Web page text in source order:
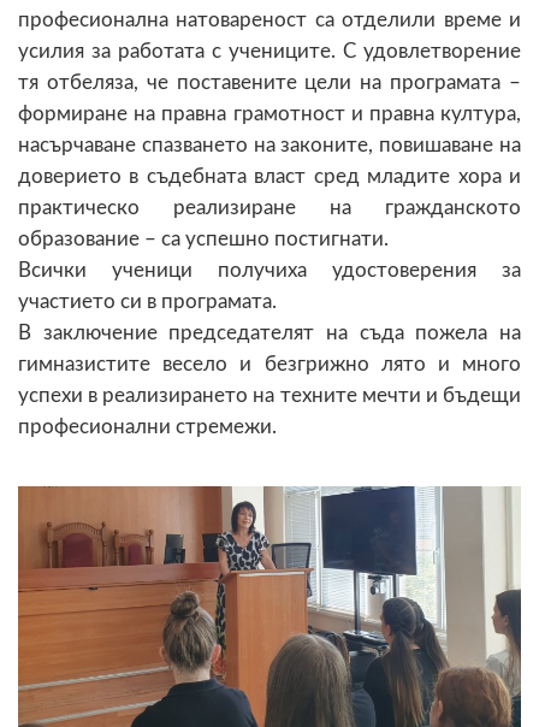
професионална натовареност са отделили време и
усилия за работата с учениците. С удовлетворение
тя отбеляза, че поставените цели на програмата –
формиране на правна грамотност и правна култура,
насърчаване спазването на законите, повишаване на
доверието в съдебната власт сред младите хора и
практическо реализиране на гражданското
образование – са успешно постигнати.
Всички ученици получиха удостоверения за
участието си в програмата.
В заключение председателят на съда пожела на
гимназистите весело и безгрижно лято и много
успехи в реализирането на техните мечти и бъдещи
професионални стремежи.